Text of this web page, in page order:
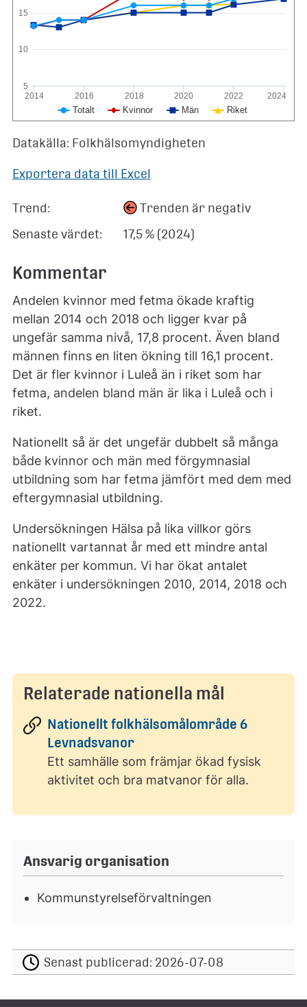
Totalt Kvinnor Män Riket
2014 2016 2018 2020 2022 2024
5
10
15
Datakälla: Folkhälsomyndigheten
Exportera data till Excel
Trend:
Trenden är negativ
Senaste värdet:
17,5 % (2024)
Kommentar
Andelen kvinnor med fetma ökade kraftig
mellan 2014 och 2018 och ligger kvar på
ungefär samma nivå, 17,8 procent. Även bland
männen finns en liten ökning till 16,1 procent.
Det är fler kvinnor i Luleå än i riket som har
fetma, andelen bland män är lika i Luleå och i
riket.
Nationellt så är det ungefär dubbelt så många
både kvinnor och män med förgymnasial
utbildning som har fetma jämfört med dem med
eftergymnasial utbildning.
Undersökningen Hälsa på lika villkor görs
nationellt vartannat år med ett mindre antal
enkäter per kommun. Vi har ökat antalet
enkäter i undersökningen 2010, 2014, 2018 och
2022.
Relaterade nationella mål
Nationellt folkhälsomålområde 6
Levnadsvanor
Ett samhälle som främjar ökad fysisk
aktivitet och bra matvanor för alla.
Ansvarig organisation
Kommunstyrelseförvaltningen
Senast publicerad: 2026-07-08